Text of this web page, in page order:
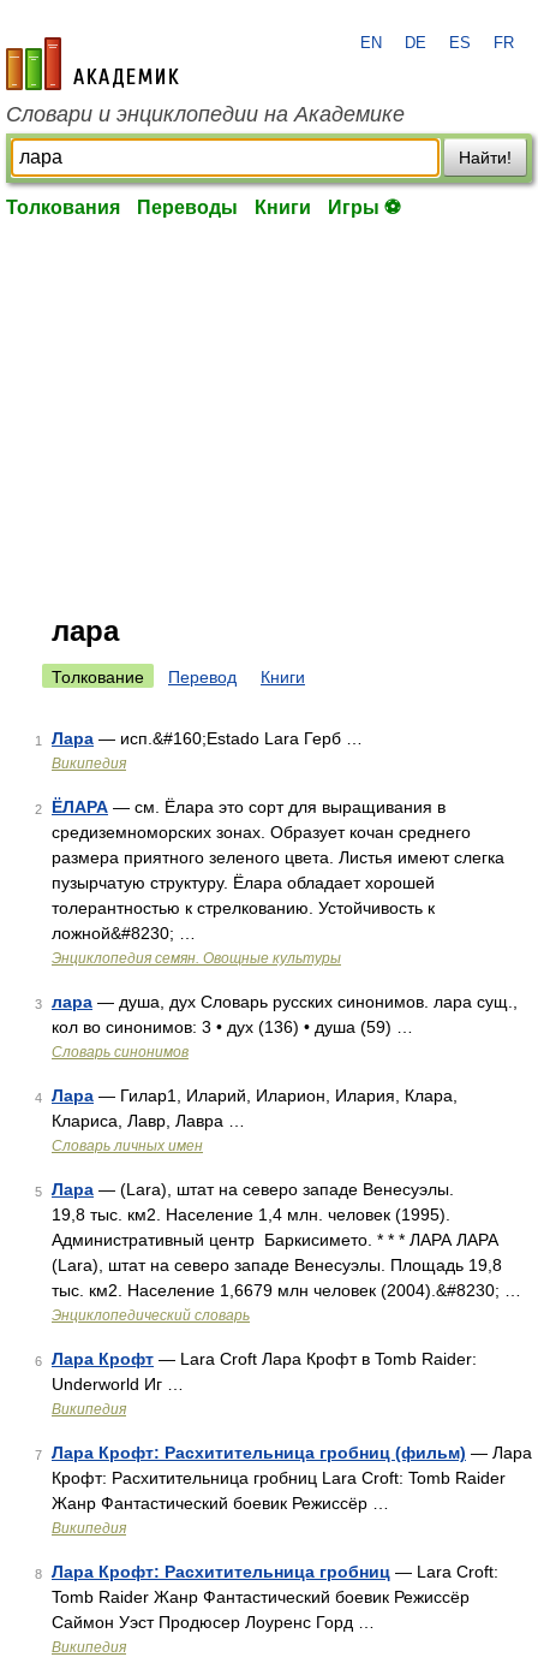
academic.ru
EN DE ES FR
Словари и энциклопедии на Академике
Найти!
Толкования Переводы Книги Игры ⚽
лара
Толкование Перевод Книги
1 Лара — исп.&#160;Estado Lara Герб …
Википедия
2 ЁЛАРА — см. Ёлара это сорт для выращивания в
средиземноморских зонах. Образует кочан среднего
размера приятного зеленого цвета. Листья имеют слегка
пузырчатую структуру. Ёлара обладает хорошей
толерантностью к стрелкованию. Устойчивость к
ложной&#8230; …
Энциклопедия семян. Овощные культуры
3 лара — душа, дух Словарь русских синонимов. лара сущ.,
кол во синонимов: 3 • дух (136) • душа (59) …
Словарь синонимов
4 Лара — Гилар1, Иларий, Иларион, Илария, Клара,
Клариса, Лавр, Лавра …
Словарь личных имен
5 Лара — (Lara), штат на северо западе Венесуэлы.
19,8 тыс. км2. Население 1,4 млн. человек (1995).
Административный центр Баркисимето. * * * ЛАРА ЛАРА
(Lara), штат на северо западе Венесуэлы. Площадь 19,8
тыс. км2. Население 1,6679 млн человек (2004).&#8230; …
Энциклопедический словарь
6 Лара Крофт — Lara Croft Лара Крофт в Tomb Raider:
Underworld Иг …
Википедия
7 Лара Крофт: Расхитительница гробниц (фильм) — Лара
Крофт: Расхитительница гробниц Lara Croft: Tomb Raider
Жанр Фантастический боевик Режиссёр …
Википедия
8 Лара Крофт: Расхитительница гробниц — Lara Croft:
Tomb Raider Жанр Фантастический боевик Режиссёр
Саймон Уэст Продюсер Лоуренс Горд …
Википедия